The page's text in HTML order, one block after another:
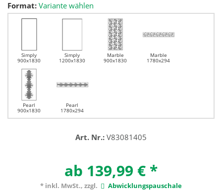
Format: Variante wählen
Simply
900x1830
Simply
1200x1830
Marble
900x1830
Marble
1780x294
Pearl
900x1830
Pearl
1780x294
Art. Nr.: V83081405
ab 139,99 € *
* inkl. MwSt., zzgl. Abwicklungspauschale